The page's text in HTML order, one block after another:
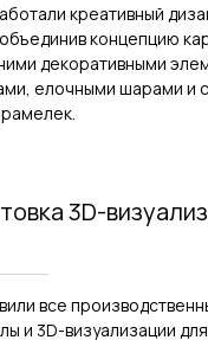
креативный
концепцию
декоративными
елочными шарами и
3D-
все
и 3D-визуализации для